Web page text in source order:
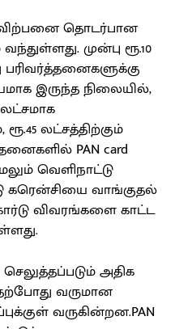
விற்பனை தொடர்பான
முன்பு ரூ.10
இருந்த நிலையில்,
லட்சத்திற்கும்
PAN card
வெளிநாட்டு
கரென்சியை வாங்குதல்
விவரங்களை காட்ட
அதிக
வருமான
வருகின்றன.PAN